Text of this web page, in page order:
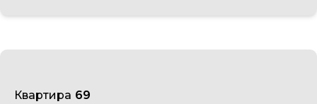
Квартира 69